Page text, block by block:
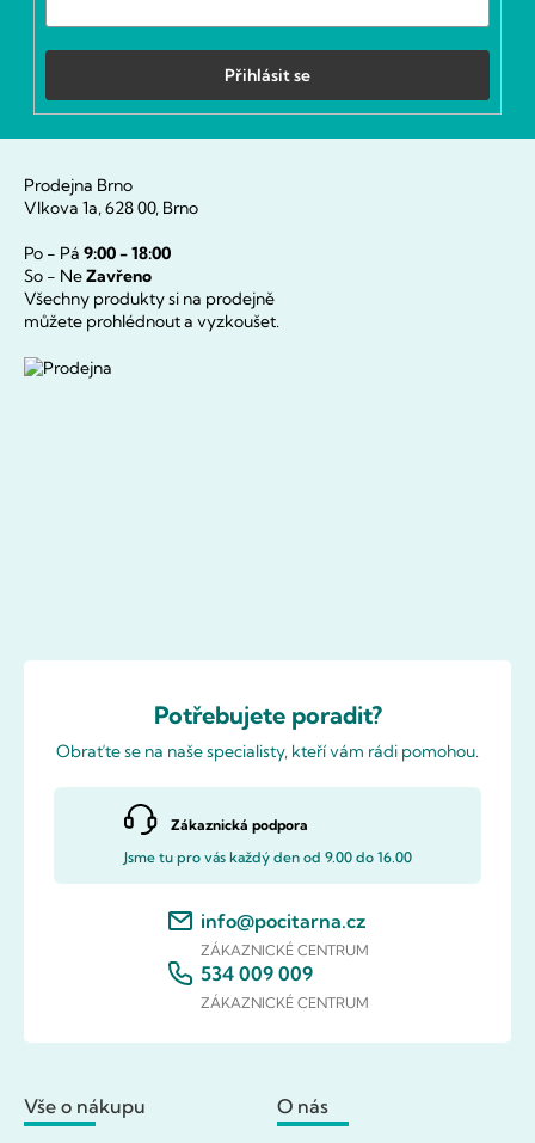
Přihlásit se
Prodejna Brno
Vlkova 1a, 628 00, Brno
Po - Pá 9:00 - 18:00
So - NeZavřeno
Všechny produkty si na prodejně
můžete prohlédnout a vyzkoušet.
Potřebujete poradit?
Obraťte se na naše specialisty, kteří vám rádi pomohou.
Zákaznická podpora
Jsme tu pro vás každý den od 9.00 do 16.00
info@pocitarna.cz
ZÁKAZNICKÉ CENTRUM
534 009 009
ZÁKAZNICKÉ CENTRUM
Vše o nákupu O nás